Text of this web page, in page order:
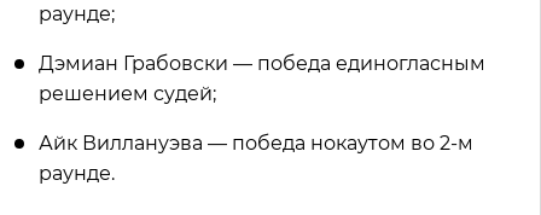
раунде;
Дэмиан Грабовски — победа единогласным
решением судей;
Айк Виллануэва — победа нокаутом во 2-м
раунде.